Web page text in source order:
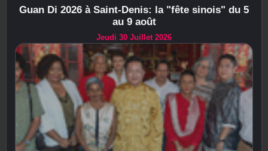
Guan Di 2026 à Saint-Denis: la "fête sinois" du 5
au 9 août
Jeudi 30 Juillet 2026